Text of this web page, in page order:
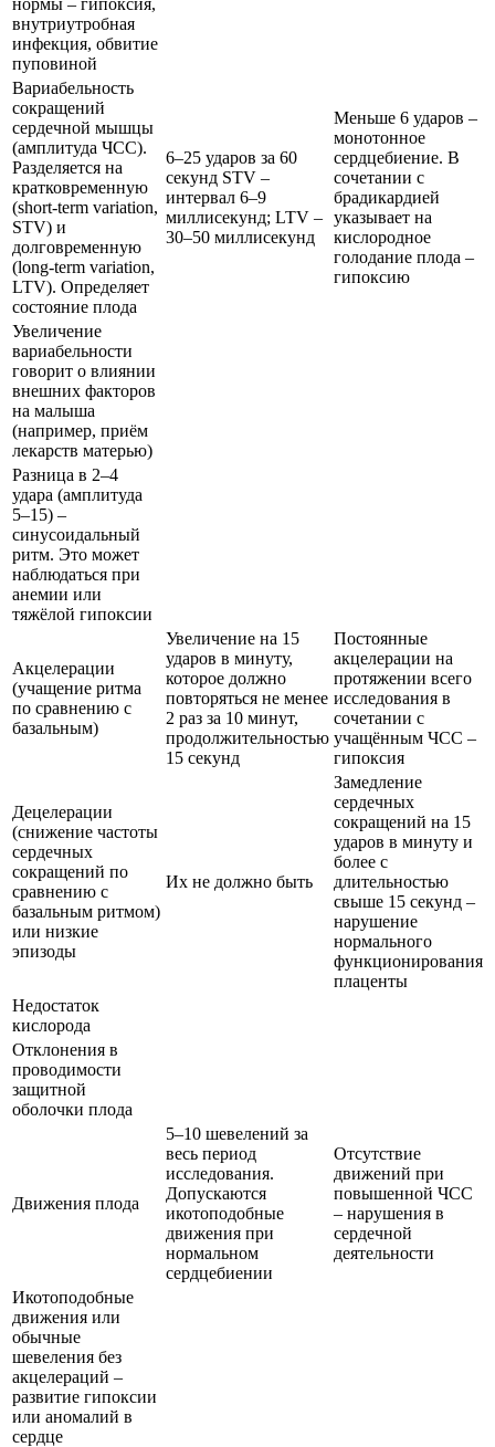
внутриутробная
инфекция, обвитие
пуповиной
Вариабельность
сокращений
сердечной мышцы
(амплитуда ЧСС).
Разделяется на
кратковременную
(short-term variation,
STV) и
долговременную
(long-term variation,
LTV). Определяет
состояние плода
6–25 ударов за 60
секунд STV –
интервал 6–9
миллисекунд; LTV –
30–50 миллисекунд
Меньше 6 ударов –
монотонное
сердцебиение. В
сочетании с
брадикардией
указывает на
кислородное
голодание плода –
гипоксию
Увеличение
вариабельности
говорит о влиянии
внешних факторов
на малыша
(например, приём
лекарств матерью)
Разница в 2–4
удара (амплитуда
5–15) –
синусоидальный
ритм. Это может
наблюдаться при
анемии или
тяжёлой гипоксии
Акцелерации
(учащение ритма
по сравнению с
базальным)
Увеличение на 15
ударов в минуту,
которое должно
повторяться не менее
2 раз за 10 минут,
продолжительностью
15 секунд
Постоянные
акцелерации на
протяжении всего
исследования в
сочетании с
учащённым ЧСС –
гипоксия
Децелерации
(снижение частоты
сердечных
сокращений по
сравнению с
базальным ритмом)
или низкие
эпизоды
Их не должно быть
Замедление
сердечных
сокращений на 15
ударов в минуту и
более с
длительностью
свыше 15 секунд –
нарушение
нормального
функционирования
плаценты
Недостаток
кислорода
Отклонения в
проводимости
защитной
оболочки плода
Движения плода
5–10 шевелений за
весь период
исследования.
Допускаются
икотоподобные
движения при
нормальном
сердцебиении
Отсутствие
движений при
повышенной ЧСС
– нарушения в
сердечной
деятельности
Икотоподобные
движения или
обычные
шевеления без
акцелераций –
развитие гипоксии
или аномалий в
сердце